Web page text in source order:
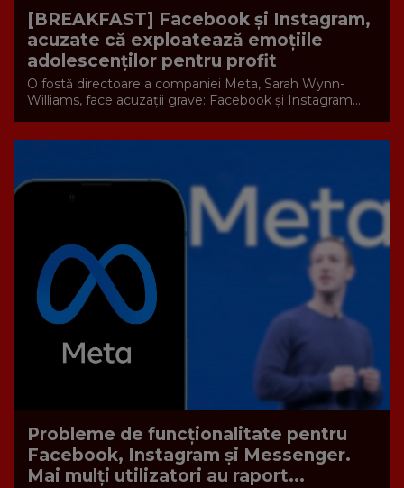
[BREAKFAST] Facebook și Instagram,
acuzate că exploatează emoțiile
adolescenților pentru profit
O fostă directoare a companiei Meta, Sarah Wynn-
Williams, face acuzații grave: Facebook și Instagram...
Probleme de funcționalitate pentru
Facebook, Instagram și Messenger.
Mai mulți utilizatori au raport...